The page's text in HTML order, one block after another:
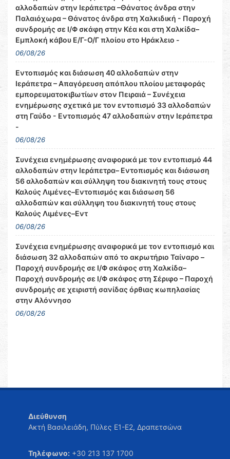
αλλοδαπών στην Ιεράπετρα –Θάνατος άνδρα στην
Παλαιόχωρα – Θάνατος άνδρα στη Χαλκιδική - Παροχή
συνδρομής σε Ι/Φ σκάφη στην Κέα και στη Χαλκίδα–
Εμπλοκή κάβου Ε/Γ-Ο/Γ πλοίου στο Ηράκλειο -
06/08/26
Εντοπισμός και διάσωση 40 αλλοδαπών στην
Ιεράπετρα – Απαγόρευση απόπλου πλοίου μεταφοράς
εμπορευματοκιβωτίων στον Πειραιά – Συνέχεια
ενημέρωσης σχετικά με τον εντοπισμό 33 αλλοδαπών
στη Γαύδο - Εντοπισμός 47 αλλοδαπών στην Ιεράπετρα
-
06/08/26
Συνέχεια ενημέρωσης αναφορικά με τον εντοπισμό 44
αλλοδαπών στην Ιεράπετρα– Εντοπισμός και διάσωση
56 αλλοδαπών και σύλληψη του διακινητή τους στους
Καλούς Λιμένες–Εντοπισμός και διάσωση 56
αλλοδαπών και σύλληψη του διακινητή τους στους
Καλούς Λιμένες–Εντ
06/08/26
Συνέχεια ενημέρωσης αναφορικά με τον εντοπισμό και
διάσωση 32 αλλοδαπών από το ακρωτήριο Ταίναρο –
Παροχή συνδρομής σε Ι/Φ σκάφος στη Χαλκίδα–
Παροχή συνδρομής σε Ι/Φ σκάφος στη Σέριφο – Παροχή
συνδρομής σε χειριστή σανίδας όρθιας κωπηλασίας
στην Αλόννησο
06/08/26
Διεύθυνση
Ακτή Βασιλειάδη, Πύλες Ε1-Ε2, Δραπετσώνα
Τηλέφωνο: +30 213 137 1700